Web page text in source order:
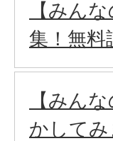
【みん
集！無料
【みん
かしてみ